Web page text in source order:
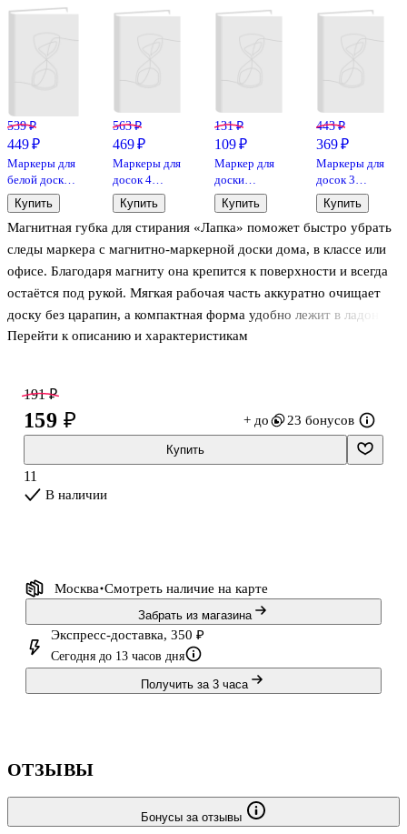
Магнитная губка для стирания «Лапка» поможет быстро убрать
следы маркера с магнитно-маркерной доски дома, в классе или
офисе. Благодаря магниту она крепится к поверхности и всегда
остаётся под рукой. Мягкая рабочая часть аккуратно очищает
доску без царапин, а компактная форма удобно лежит в ладони.
Поставляется в индивидуальной упаковке — удобно хранить и
Перейти к описанию и характеристикам
539 ₽
449 ₽
Маркеры для
белой доски
12 цветов,
Goodmark
Купить
563 ₽
469 ₽
Маркеры для
досок 4
цвета 2 мм,
Goodmark
Купить
131 ₽
109 ₽
Маркер для
доски
чёрный 5 мм,
толстый
корпус,
Goodmark
Купить
443 ₽
369 ₽
Маркеры для
досок 3
цвета 5 мм,
GoodMark
Купить
191 ₽
159 ₽ + до 23 бонусов
Купить
11
В наличии
Москва Смотреть наличие на карте
Забрать из магазина
Экспресс-доставка, 350 ₽
Сегодня до 13 часов дня
Получить за 3 часа
ОТЗЫВЫ
Бонусы за отзывы